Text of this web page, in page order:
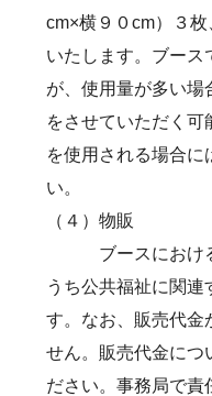
cm×横９０cm）３
いたします。ブース
が、使用量が多い場
をさせていただく
を使用される場合に
い。
（４）物販
ブースにおける
うち公共福祉に関連
す。なお、販売代金
せん。販売代金につ
ださい。事務局で責